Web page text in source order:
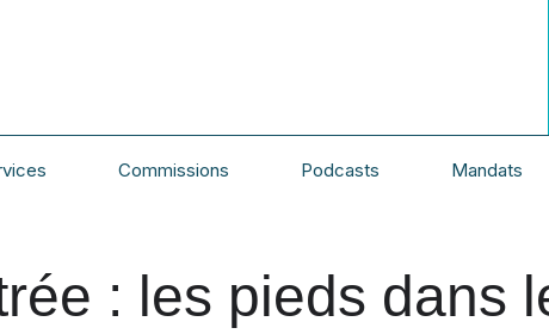
Commissions Podcasts Mandats
: les pieds dans